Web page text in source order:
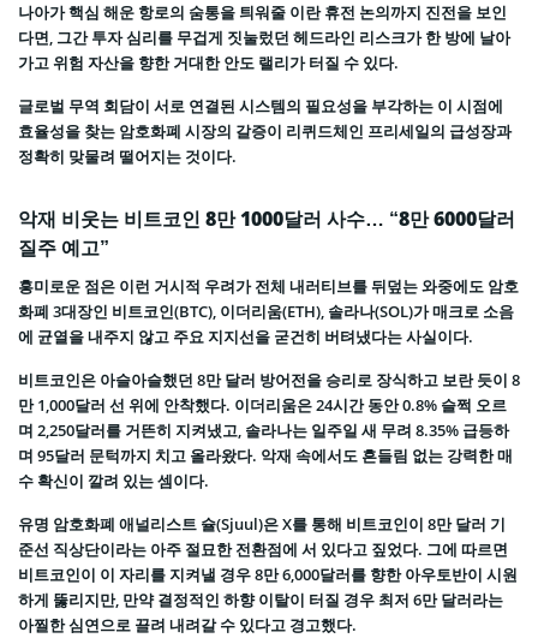
나아가 핵심 해운 항로의 숨통을 틔워줄 이란 휴전 논의까지 진전을 보인
다면, 그간 투자 심리를 무겁게 짓눌렀던 헤드라인 리스크가 한 방에 날아
가고 위험 자산을 향한 거대한 안도 랠리가 터질 수 있다.
글로벌 무역 회담이 서로 연결된 시스템의 필요성을 부각하는 이 시점에
효율성을 찾는 암호화폐 시장의 갈증이 리퀴드체인 프리세일의 급성장과
정확히 맞물려 떨어지는 것이다.
악재 비웃는 비트코인 8만 1000달러 사수… “8만 6000달러
질주 예고”
흥미로운 점은 이런 거시적 우려가 전체 내러티브를 뒤덮는 와중에도 암호
화폐 3대장인 비트코인(BTC), 이더리움(ETH), 솔라나(SOL)가 매크로 소음
에 균열을 내주지 않고 주요 지지선을 굳건히 버텨냈다는 사실이다.
비트코인은 아슬아슬했던 8만 달러 방어전을 승리로 장식하고 보란 듯이 8
만 1,000달러 선 위에 안착했다. 이더리움은 24시간 동안 0.8% 슬쩍 오르
며 2,250달러를 거뜬히 지켜냈고, 솔라나는 일주일 새 무려 8.35% 급등하
며 95달러 문턱까지 치고 올라왔다. 악재 속에서도 흔들림 없는 강력한 매
수 확신이 깔려 있는 셈이다.
유명 암호화폐 애널리스트 슐(Sjuul)은 X를 통해 비트코인이 8만 달러 기
준선 직상단이라는 아주 절묘한 전환점에 서 있다고 짚었다. 그에 따르면
비트코인이 이 자리를 지켜낼 경우 8만 6,000달러를 향한 아우토반이 시원
하게 뚫리지만, 만약 결정적인 하향 이탈이 터질 경우 최저 6만 달러라는
아찔한 심연으로 끌려 내려갈 수 있다고 경고했다.